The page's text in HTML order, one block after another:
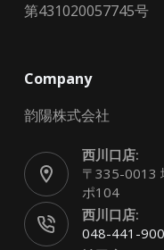
第431020057745号
Company
韵陽株式会社
西川口店:
〒335-0013
ポ104
西川口店:
048-441-